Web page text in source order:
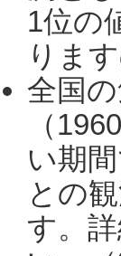
1位の
りま
全国
（
い期
との
す。詳